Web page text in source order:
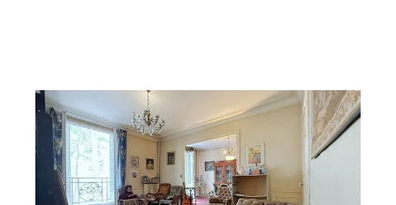
PARIS 75016
102 m2, 4 pièces
Ref : 10797
Appartement F4 à vendre